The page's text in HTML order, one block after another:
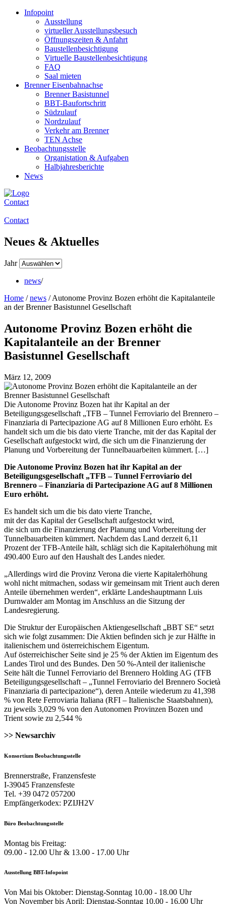
Infopoint
Ausstellung
virtueller Ausstellungsbesuch
Öffnungszeiten & Anfahrt
Baustellenbesichtigung
Virtuelle Baustellenbesichtigung
FAQ
Saal mieten
Brenner Eisenbahnachse
Brenner Basistunnel
BBT-Baufortschritt
Südzulauf
Nordzulauf
Verkehr am Brenner
TEN Achse
Beobachtungsstelle
Organistation & Aufgaben
Halbjahresberichte
News
Contact
Contact
Neues & Aktuelles
Jahr
news/
Home /news /Autonome Provinz Bozen erhöht die Kapitalanteile
an der Brenner Basistunnel Gesellschaft
Autonome Provinz Bozen erhöht die
Kapitalanteile an der Brenner
Basistunnel Gesellschaft
März 12, 2009
Die Autonome Provinz Bozen hat ihr Kapital an der
Beteiligungsgesellschaft „TFB – Tunnel Ferroviario del Brennero –
Finanziaria di Partecipazione AG auf 8 Millionen Euro erhöht. Es
handelt sich um die bis dato vierte Tranche, mit der das Kapital der
Gesellschaft aufgestockt wird, die sich um die Finanzierung der
Planung und Vorbereitung der Tunnelbauarbeiten kümmert. […]
Die Autonome Provinz Bozen hat ihr Kapital an der
Beteiligungsgesellschaft „TFB – Tunnel Ferroviario del
Brennero – Finanziaria di Partecipazione AG auf 8 Millionen
Euro erhöht.
Es handelt sich um die bis dato vierte Tranche,
mit der das Kapital der Gesellschaft aufgestockt wird,
die sich um die Finanzierung der Planung und Vorbereitung der
Tunnelbauarbeiten kümmert. Nachdem das Land derzeit 6,11
Prozent der TFB-Anteile hält, schlägt sich die Kapitalerhöhung mit
490.400 Euro auf den Haushalt des Landes nieder.
„Allerdings wird die Provinz Verona die vierte Kapitalerhöhung
wohl nicht mitmachen, sodass wir gemeinsam mit Trient auch deren
Anteile übernehmen werden“, erklärte Landeshauptmann Luis
Durnwalder am Montag im Anschluss an die Sitzung der
Landesregierung.
Die Struktur der Europäischen Aktiengesellschaft „BBT SE“ setzt
sich wie folgt zusammen: Die Aktien befinden sich je zur Hälfte in
italienischem und österreichischem Eigentum.
Auf österreichischer Seite sind je 25 % der Aktien im Eigentum des
Landes Tirol und des Bundes. Den 50 %-Anteil der italienische
Seite hält die Tunnel Ferroviario del Brennero Holding AG (TFB
Beteiligungsgesellschaft – „Tunnel Ferroviario del Brennero Società
Finanziaria di partecipazione“), deren Anteile wiederum zu 41,398
% von Rete Ferroviaria Italiana (RFI – Italienische Staatsbahnen),
zu jeweils 3,029 % von den Autonomen Provinzen Bozen und
Trient sowie zu 2,544 %
>> Newsarchiv
Konsortium Beobachtungsstelle
Brennerstraße, Franzensfeste
I-39045 Franzensfeste
Tel. +39 0472 057200
Empfängerkodex: PZIJH2V
Büro Beobachtungsstelle
Montag bis Freitag:
09.00 - 12.00 Uhr & 13.00 - 17.00 Uhr
Ausstellung BBT-Infopoint
Von Mai bis Oktober: Dienstag-Sonntag 10.00 - 18.00 Uhr
Von November bis April: Dienstag-Sonntag 10.00 - 16.00 Uhr